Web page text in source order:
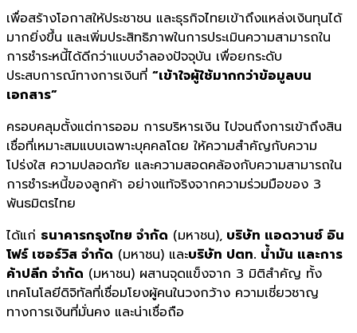
เพื่อสร้างโอกาสให้ประชาชน และธุรกิจไทยเข้าถึงแหล่งเงินทุนได้
มากยิ่งขึ้น และเพิ่มประสิทธิภาพในการประเมินความสามารถใน
การชำระหนี้ได้ดีกว่าแบบจำลองปัจจุบัน เพื่อยกระดับ
ประสบการณ์ทางการเงินที่ “เข้าใจผู้ใช้มากกว่าข้อมูลบน
เอกสาร”
ครอบคลุมตั้งแต่การออม การบริหารเงิน ไปจนถึงการเข้าถึงสิน
เชื่อที่เหมาะสมแบบเฉพาะบุคคลโดย ให้ความสำคัญกับความ
โปร่งใส ความปลอดภัย และความสอดคล้องกับความสามารถใน
การชำระหนี้ของลูกค้า อย่างแท้จริงจากความร่วมมือของ 3
พันธมิตรไทย
ได้แก่ ธนาคารกรุงไทย จำกัด (มหาชน), บริษัท แอดวานซ์ อิน
โฟร์ เซอร์วิส จำกัด (มหาชน) และบริษัท ปตท. น้ำมัน และการ
ค้าปลีก จำกัด (มหาชน) ผสานจุดแข็งจาก 3 มิติสำคัญ ทั้ง
เทคโนโลยีดิจิทัลที่เชื่อมโยงผู้คนในวงกว้าง ความเชี่ยวชาญ
ทางการเงินที่มั่นคง และน่าเชื่อถือ